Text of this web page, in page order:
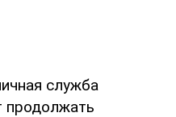
служба